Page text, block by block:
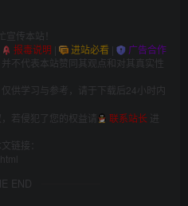
宣传本站！
报毒说明 | 进站必看 | 广告合作
不代表本站赞同其观点和对其真实性
供学习与参考，请于下载后24小时内
若侵犯了您的权益请 联系站长 进
链接：
END